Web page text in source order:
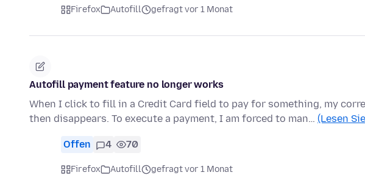
Firefox Autofill gefragt vor 1 Monat
Autofill payment feature no longer works
When I click to fill in a Credit Card field to pay for something, my
then disappears. To execute a payment, I am forced to man… (Lesen
Offen 4 70
Firefox Autofill gefragt vor 1 Monat